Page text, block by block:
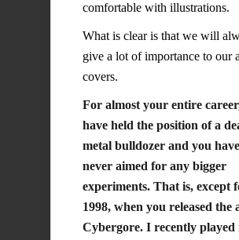
comfortable with illustrations.
What is clear is that we will
give a lot of importance to our
covers.
For almost your entire
have held the position of a
metal bulldozer and you have
never aimed for any bigger
experiments. That is, except
1998, when you released the
Cybergore. I recently played